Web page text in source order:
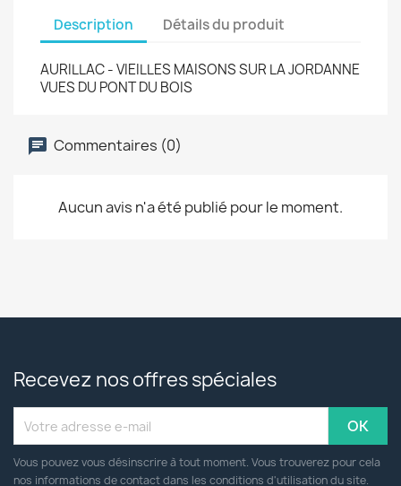
Description Détails du produit
AURILLAC - VIEILLES MAISONS SUR LA JORDANNE
VUES DU PONT DU BOIS
Commentaires (0)
Aucun avis n'a été publié pour le moment.
Recevez nos offres spéciales
Vous pouvez vous désinscrire à tout moment. Vous trouverez pour cela
nos informations de contact dans les conditions d'utilisation du site.